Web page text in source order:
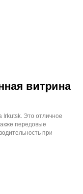
витрина
Irkutsk. Это отличное
передовые
при